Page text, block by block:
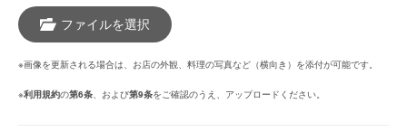
ファイルを選択
※画像を更新される場合は、お店の外観、料理の写真など（横向き）を添付が可能です。
※利用規約の第6条 、および第9条をご確認のうえ、アップロードください。